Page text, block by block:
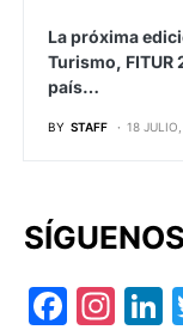
La próxima
Turismo, FITUR
país…
BY STAFF 18
SÍGUENOS